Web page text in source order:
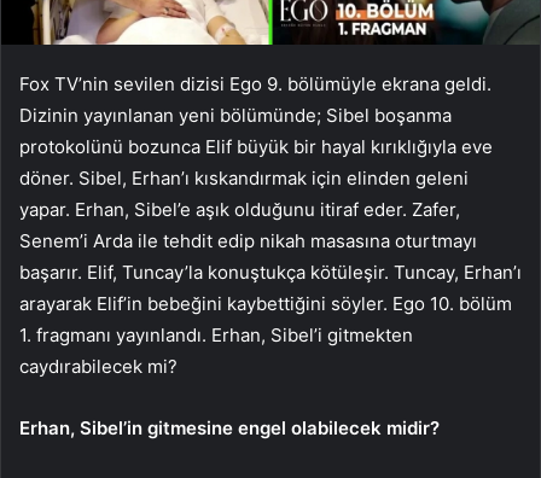
Fox TV’nin sevilen dizisi Ego 9. bölümüyle ekrana geldi.
Dizinin yayınlanan yeni bölümünde; Sibel boşanma
protokolünü bozunca Elif büyük bir hayal kırıklığıyla eve
döner. Sibel, Erhan’ı kıskandırmak için elinden geleni
yapar. Erhan, Sibel’e aşık olduğunu itiraf eder. Zafer,
Senem’i Arda ile tehdit edip nikah masasına oturtmayı
başarır. Elif, Tuncay’la konuştukça kötüleşir. Tuncay, Erhan’ı
arayarak Elif’in bebeğini kaybettiğini söyler. Ego 10. bölüm
1. fragmanı yayınlandı. Erhan, Sibel’i gitmekten
caydırabilecek mi?
Erhan, Sibel’in gitmesine engel olabilecek midir?